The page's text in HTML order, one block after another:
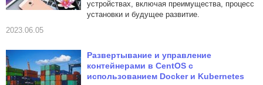
устройствах, включая преимущества, процесс
установки и будущее развитие.
2023.06.05
Развертывание и управление
контейнерами в CentOS с
использованием Docker и Kubernetes